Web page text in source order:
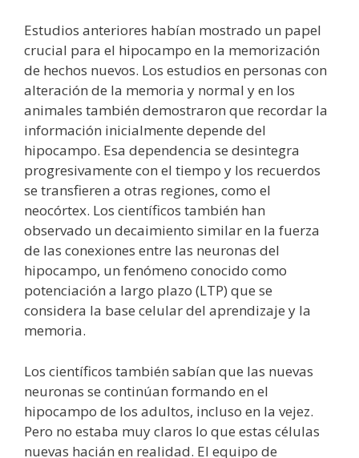
Estudios anteriores habían mostrado un papel
crucial para el hipocampo en la memorización
de hechos nuevos. Los estudios en personas con
alteración de la memoria y normal y en los
animales también demostraron que recordar la
información inicialmente depende del
hipocampo. Esa dependencia se desintegra
progresivamente con el tiempo y los recuerdos
se transfieren a otras regiones, como el
neocórtex. Los científicos también han
observado un decaimiento similar en la fuerza
de las conexiones entre las neuronas del
hipocampo, un fenómeno conocido como
potenciación a largo plazo (LTP) que se
considera la base celular del aprendizaje y la
memoria.
Los científicos también sabían que las nuevas
neuronas se continúan formando en el
hipocampo de los adultos, incluso en la vejez.
Pero no estaba muy claros lo que estas células
nuevas hacián en realidad. El equipo de